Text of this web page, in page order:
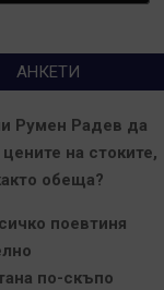
АНКЕТИ
Румен Радев да
на стоките,
обеща?
поевтиня
по-скъпо